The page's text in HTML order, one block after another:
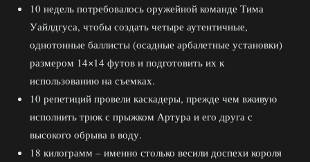
10 недель потребовалось оружейной команде Тима
Уайлдгуса, чтобы создать четыре аутентичные,
однотонные баллисты (осадные арбалетные установки)
размером 14×14 футов и подготовить их к
использованию на съемках.
10 репетиций провели каскадеры, прежде чем вживую
исполнить трюк с прыжком Артура и его друга с
высокого обрыва в воду.
18 килограмм – именно столько весили доспехи короля